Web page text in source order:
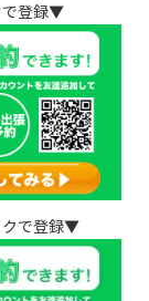
で登録▼
クで登録▼